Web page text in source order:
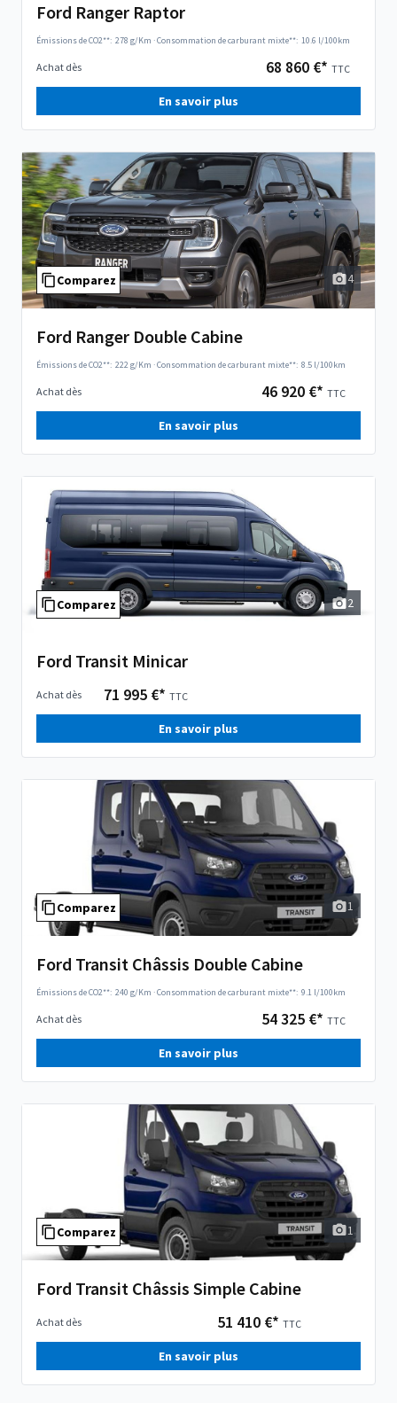
Ford Ranger Raptor
Émissions de CO2**: 278 g/Km ·Consommation de carburant mixte**: 10.6 l/100km
Achat dès 68 860 €* TTC
En savoir plus
Comparez 4
Ford Ranger Double Cabine
Émissions de CO2**: 222 g/Km ·Consommation de carburant mixte**: 8.5 l/100km
Achat dès 46 920 €* TTC
En savoir plus
Comparez 2
Ford Transit Minicar
Achat dès 71 995 €* TTC
En savoir plus
Comparez 1
Ford Transit Châssis Double Cabine
Émissions de CO2**: 240 g/Km ·Consommation de carburant mixte**: 9.1 l/100km
Achat dès 54 325 €* TTC
En savoir plus
Comparez 1
Ford Transit Châssis Simple Cabine
Achat dès 51 410 €* TTC
En savoir plus